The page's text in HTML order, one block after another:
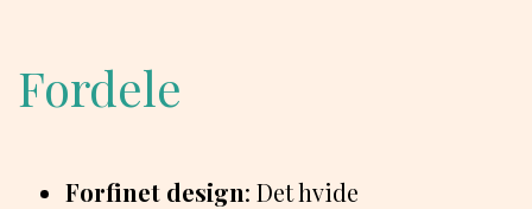
Fordele
Forfinet design: Det hvide